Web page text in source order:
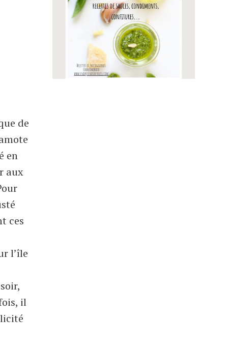
de
en
aux
ces
l’île
il